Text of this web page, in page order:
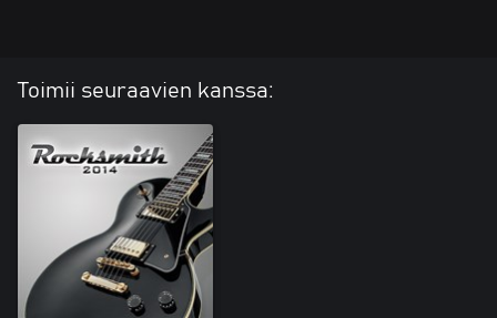
Toimii seuraavien kanssa: